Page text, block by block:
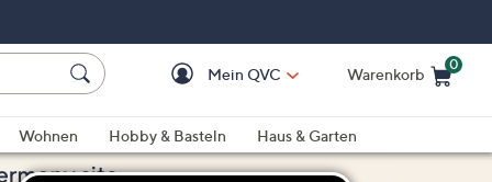
Mein QVC Warenkorb
0
Wohnen Hobby & Basteln
Haus & Garten